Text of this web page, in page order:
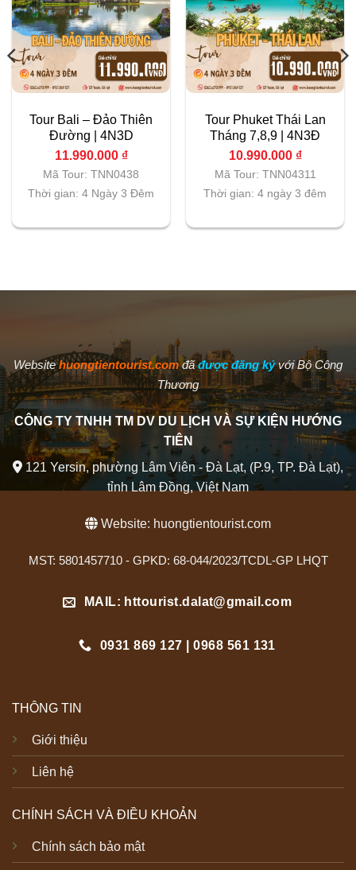
Tour Bali – Đảo Thiên
Đường | 4N3D
11.990.000 ₫
Mã Tour: TNN0438
Thời gian: 4 Ngày 3 Đêm
Tour Phuket Thái Lan
Tháng 7,8,9 | 4N3Đ
10.990.000 ₫
Mã Tour: TNN04311
Thời gian: 4 ngày 3 đêm
Website huongtientourist.com đãđược đăng ký với Bộ Công
Thương
CÔNG TY TNHH TM DV DU LỊCH VÀ SỰ KIỆN HƯỚNG
TIÊN
121 Yersin, phường Lâm Viên - Đà Lạt, (P.9, TP. Đà Lạt),
tỉnh Lâm Đồng, Việt Nam
Website: huongtientourist.com
MST: 5801457710 - GPKD: 68-044/2023/TCDL-GP LHQT
MAIL: httourist.dalat@gmail.com
0931 869 127 | 0968 561 131
THÔNG TIN
Giới thiệu
Liên hệ
CHÍNH SÁCH VÀ ĐIỀU KHOẢN
Chính sách bảo mật